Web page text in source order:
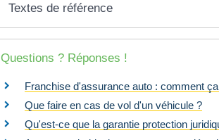
Textes de référence
Questions ? Réponses !
Franchise d'assurance auto : comment
Que faire en cas de vol d'un véhicule ?
Qu'est-ce que la garantie protection